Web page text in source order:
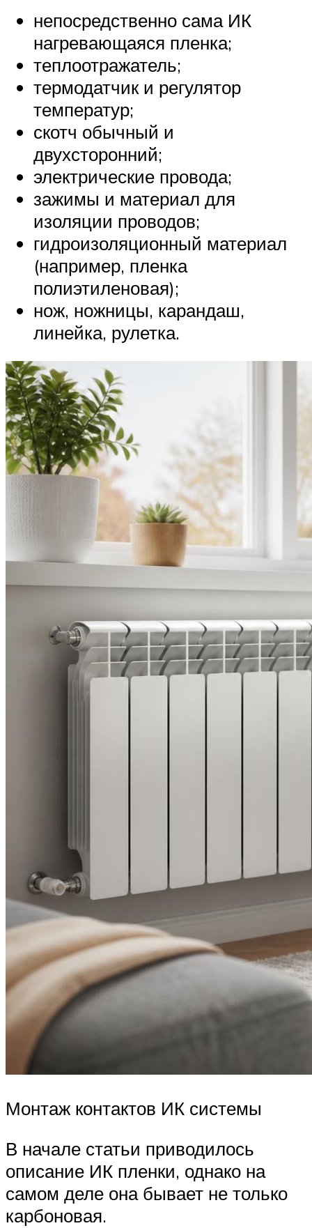
непосредственно сама ИК
нагревающаяся пленка;
теплоотражатель;
термодатчик и регулятор
температур;
скотч обычный и
двухсторонний;
электрические провода;
зажимы и материал для
изоляции проводов;
гидроизоляционный материал
(например, пленка
полиэтиленовая);
нож, ножницы, карандаш,
линейка, рулетка.
Монтаж контактов ИК системы
В начале статьи приводилось
описание ИК пленки, однако на
самом деле она бывает не только
карбоновая.